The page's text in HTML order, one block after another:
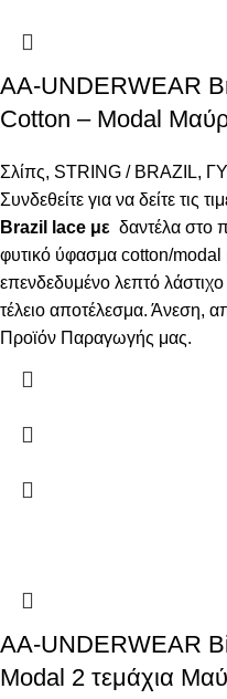
AA-UNDERWEAR
Cotton – Modal
Σλίπς, STRING / BRAZIL,
Συνδεθείτε για να δείτε τις
Brazil lace με δαντέλα στο
φυτικό ύφασμα cotton/
επενδεδυμένο λεπτό
τέλειο αποτέλεσμα. Άνεση,
Προϊόν Παραγωγής μας.
AA-UNDERWEAR
Modal 2 τεμάχια